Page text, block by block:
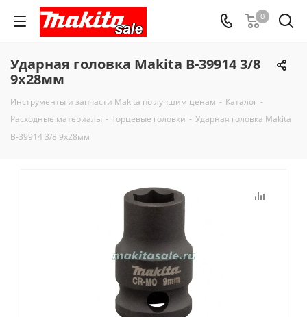
0
Ударная головка Makita B-39914 3/8
9x28мм
Инструменты и запчасти Makita по лучшим ценам - Каталог -
Расходные материалы - Торцевые головки - Ударная головка Makita
B-39914 3/8 9x28мм